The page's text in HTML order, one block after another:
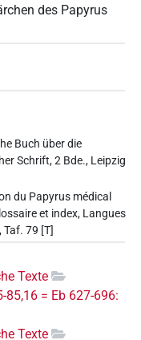
des Papyrus
Buch über die
Schrift, 2 Bde., Leipzig
du Papyrus médical
et index, Langues
79 [T]
Texte
85,16 = Eb 627-696:
Texte